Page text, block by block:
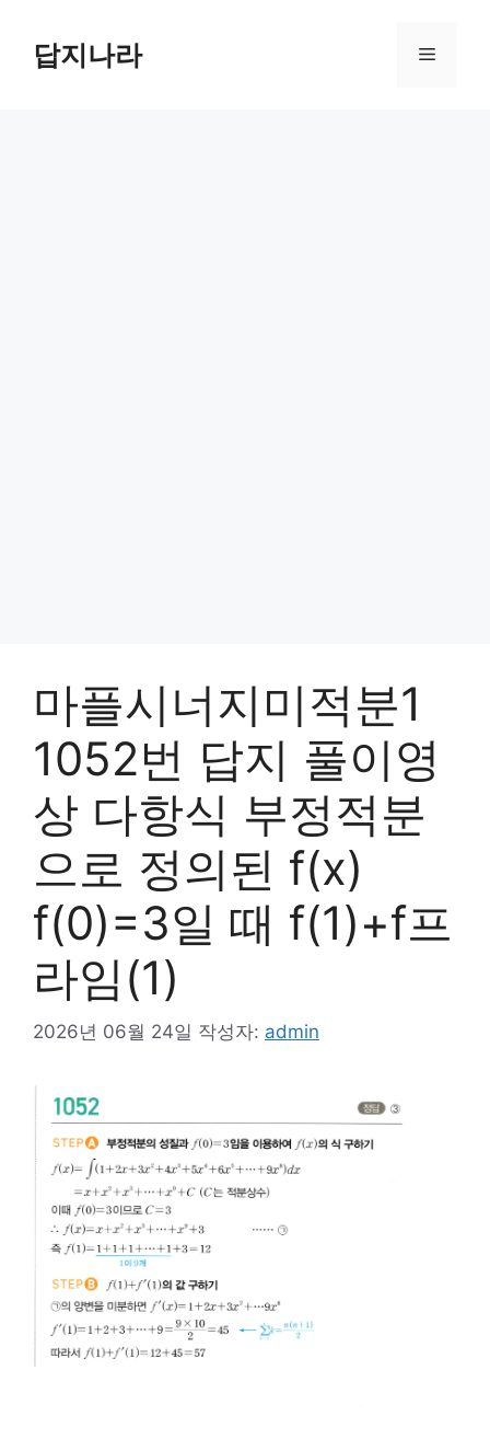
답지나라 메
마플시너지미적분1
1052번 답지 풀이영
상 다항식 부정적분
으로 정의된 f(x)
f(0)=3일 때 f(1)+f프
라임(1)
2026년 06월 24일 작성자: admin